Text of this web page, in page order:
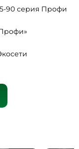
90 серия Профи